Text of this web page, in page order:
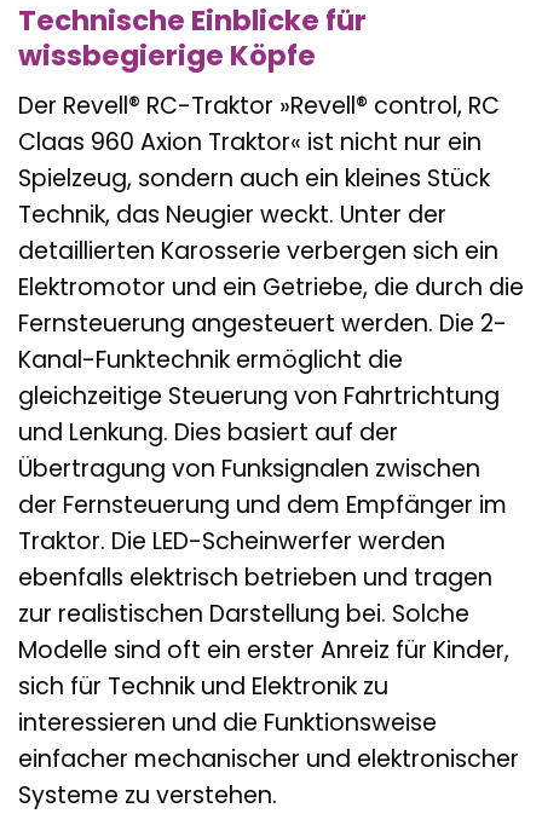
Technische Einblicke für
wissbegierige Köpfe
Der Revell® RC-Traktor »Revell® control, RC
Claas 960 Axion Traktor« ist nicht nur ein
Spielzeug, sondern auch ein kleines Stück
Technik, das Neugier weckt. Unter der
detaillierten Karosserie verbergen sich ein
Elektromotor und ein Getriebe, die durch die
Fernsteuerung angesteuert werden. Die 2-
Kanal-Funktechnik ermöglicht die
gleichzeitige Steuerung von Fahrtrichtung
und Lenkung. Dies basiert auf der
Übertragung von Funksignalen zwischen
der Fernsteuerung und dem Empfänger im
Traktor. Die LED-Scheinwerfer werden
ebenfalls elektrisch betrieben und tragen
zur realistischen Darstellung bei. Solche
Modelle sind oft ein erster Anreiz für Kinder,
sich für Technik und Elektronik zu
interessieren und die Funktionsweise
einfacher mechanischer und elektronischer
Systeme zu verstehen.